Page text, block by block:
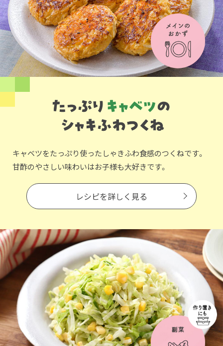
キャベツをたっぷり使ったしゃきふわ食感のつくねです。
甘酢のやさしい味わいはお子様も大好きです。
レシピを詳しく見る